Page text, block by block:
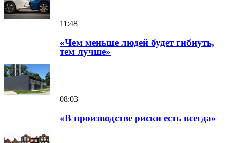
11:48
«Чем меньше людей будет гибнуть,
тем лучше»
08:03
«В производстве риски есть всегда»